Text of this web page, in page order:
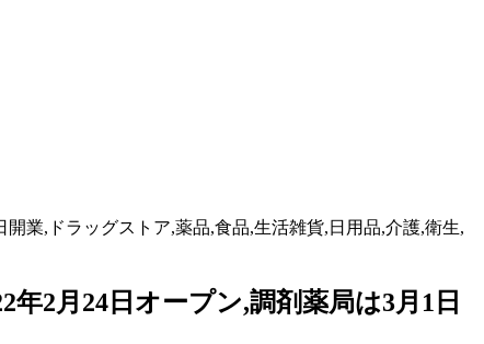
業,ドラッグストア,薬品,食品,生活雑貨,日用品,介護,衛生,
2月24日オープン,調剤薬局は3月1日